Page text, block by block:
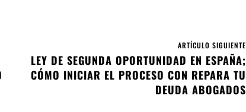
ARTÍCULO SIGUIENTE
LEY DE SEGUNDA OPORTUNIDAD EN ESPAÑA;
CÓMO INICIAR EL PROCESO CON REPARA TU
DEUDA ABOGADOS